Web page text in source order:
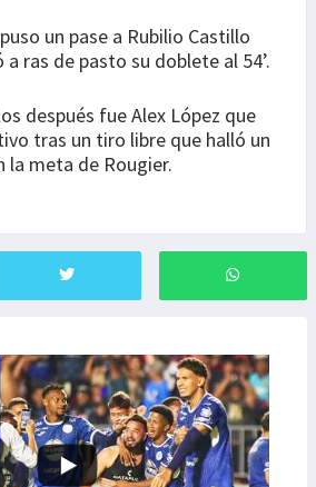
un pase a Rubilio Castillo
ras de pasto su doblete al 54’.
después fue Alex López que
tras un tiro libre que halló un
la meta de Rougier.